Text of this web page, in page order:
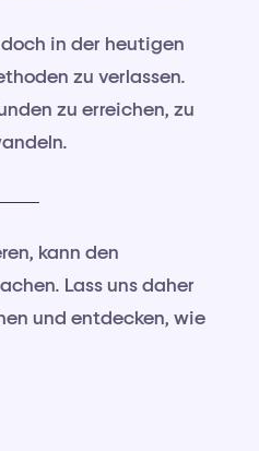
in der heutigen
zu verlassen.
zu erreichen, zu
kann den
Lass uns daher
und entdecken, wie